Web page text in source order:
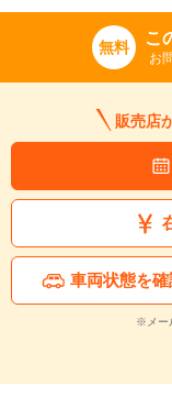
無料 こ
お
販売店
車両状態を確
※メー